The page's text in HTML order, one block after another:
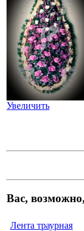
Увеличить
Вас,
Лента траурная